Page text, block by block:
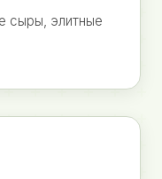
сыры, элитные